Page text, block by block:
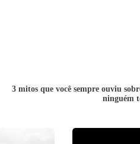
3 mitos que você sempre ouviu
ninguém